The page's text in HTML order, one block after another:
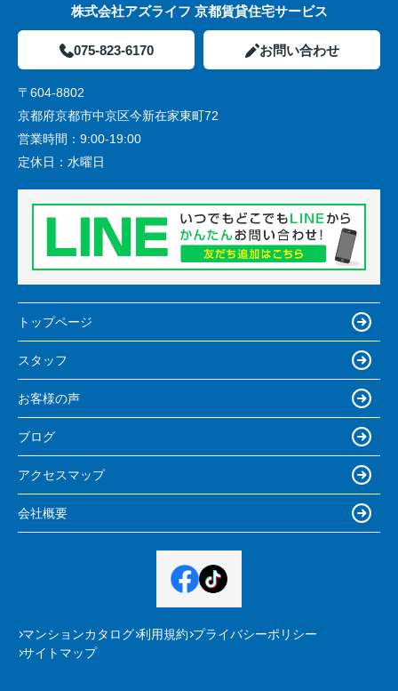
株式会社アズライフ 京都賃貸住宅サービス
075-823-6170 お問い合わせ
〒604-8802
京都府京都市中京区今新在家東町72
営業時間： 9:00-19:00
定休日： 水曜日
トップページ
スタッフ
お客様の声
ブログ
アクセスマップ
会社概要
マンションカタログ 利用規約 プライバシーポリシー
サイトマップ